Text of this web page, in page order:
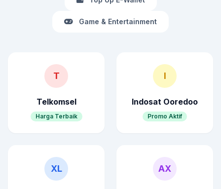
Game & Entertainment
T
Telkomsel
Harga Terbaik
I
Indosat Ooredoo
Promo Aktif
XL AX